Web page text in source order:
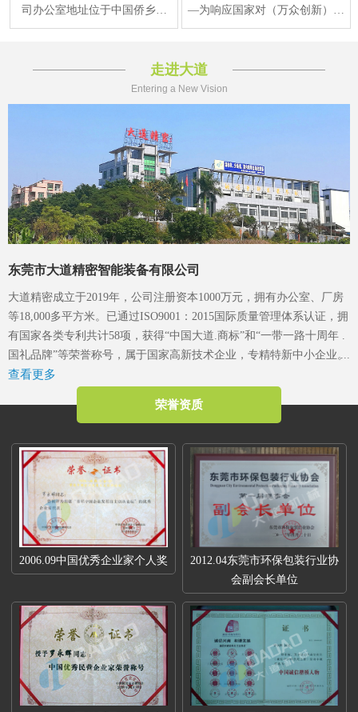
司办公室地址位于中国侨乡江
门，江门 台山市水步镇福安东
—为响应国家对（万众创新）新
材料产业规划要求，在2015年正
走进大道
Entering a New Vision
东莞市大道精密智能装备有限公司
大道精密成立于2019年，公司注册资本1000万元，拥有办公室、厂房
等18,000多平方米。已通过ISO9001：2015国际质量管理体系认证，拥
有国家各类专利共计58项，获得“中国大道.商标”和“一带一路十周年 .
国礼品牌”等荣誉称号，属于国家高新技术企业，专精特新中小企业。
2023年4月成立了“东莞市大道精密智能装备有限公司关心下一代工作
委员会”，是东莞市企石镇工商联副会长单位、东莞市企石镇文学艺术
界联合会副主席单位、东莞市环保包装行业协会副会长单位、东莞市
位、广东省胶粘剂行业协会理事单位、国家标准《机械安全中安全防
护授权系统的基本要求》起草单位。
查看更多
荣誉资质
2006.09中国优秀企业家个人奖
2012.04东莞市环保包装行业协
会副会长单位